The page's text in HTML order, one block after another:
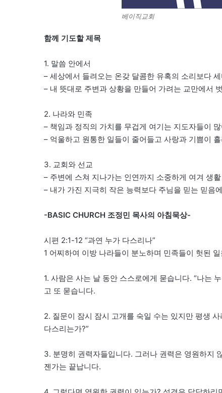
베이직교회
함께 기도할 제목
1. 말씀 안에서
– 세상에서 들려오는 온갖 달콤한 유혹의 소리보다
– 내 뜻대로 주변과 상황을 만들어 가려는 교만에서
2. 나라와 민족
– 책임과 정직의 가치를 무겁게 여기는 지도자들이
– 억울하고 원통한 일들이 줄어들고 사랑과 기쁨이
3. 교회와 선교
– 주변에 스쳐 지나가는 인연까지 소중하게 여겨 생
– 내가 가진 지극히 작은 능력보다 주님을 믿는 믿음
-BASIC CHURCH 조정민 목사의 아침묵상-
시편 2:1-12 “과연 누가 다스리나”
1 어찌하여 이방 나라들이 분노하며 민족들이 헛된
1. 사람은 사는 날 동안 스스로에게 묻습니다. “나는
고 또 묻습니다.
2. 질문이 잠시 잠시 고개를 숙일 수는 있지만 평생
다스리는가?”
3. 분명히 권력자들입니다. 그러나 권력은 영원하지
젠가는 끝납니다.